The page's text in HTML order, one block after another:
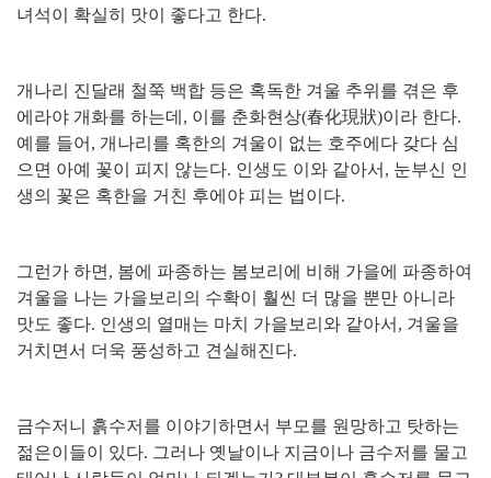
녀석이 확실히 맛이 좋다고 한다.
개나리 진달래 철쭉 백합 등은 혹독한 겨울 추위를 겪은 후
에라야 개화를 하는데 , 이를 춘화현상(春化現狀)이라 한다.
예를 들어 , 개나리를 혹한의 겨울이 없는 호주에다 갖다 심
으면 아예 꽃이 피지 않는다. 인생도 이와 같아서 , 눈부신 인
생의 꽃은 혹한을 거친 후에야 피는 법이다.
그런가 하면 , 봄에 파종하는 봄보리에 비해 가을에 파종하여
겨울을 나는 가을보리의 수확이 훨씬 더 많을 뿐만 아니라
맛도 좋다. 인생의 열매는 마치 가을보리와 같아서 , 겨울을
거치면서 더욱 풍성하고 견실해진다.
금수저니 흙수저를 이야기하면서 부모를 원망하고 탓하는
젊은이들이 있다. 그러나 옛날이나 지금이나 금수저를 물고